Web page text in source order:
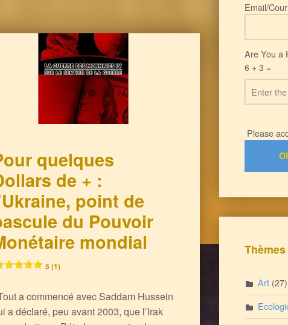
quelques
de + :
point de
du Pouvoir
mondial
5 (1)
a commencé avec Saddam Hussein
a déclaré, peu avant 2003, que l’Irak
Email/
Are You a
6 + 3 =
Please
Thèmes
Art(27)